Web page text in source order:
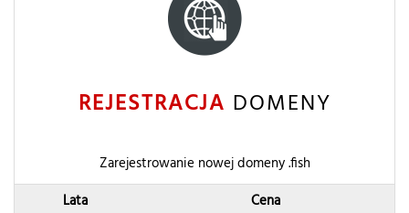
REJESTRACJA DOMENY
Zarejestrowanie nowej domeny .fish
Lata
Cena